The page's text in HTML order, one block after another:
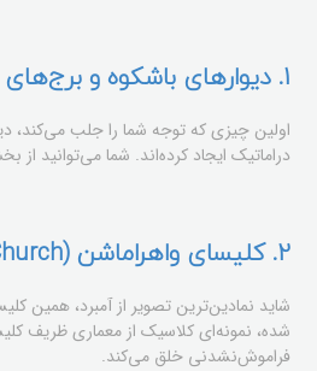
1. دیوارهای باشکوه و برج‌های بازالتی
اولین چیزی که توجه شما را جلب می‌کند،
دراماتیک ایجاد کرده‌اند. شما می‌توانید از
2. کلیسای واهراماشن (Vahramashen Church)
شده، نمونه‌ای کلاسیک از معماری ظریف
فراموش‌نشدنی خلق می‌کند.